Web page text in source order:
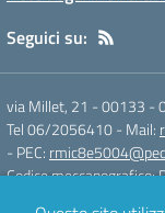
Seguici su:
via Millet, 21 - 00133 -
Tel 06/2056410- Mail:
- PEC:
Codice meccanografico: